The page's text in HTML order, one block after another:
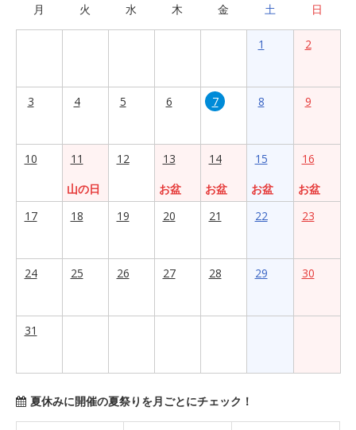
月 火 水 木 金 土 日
1 2
3 4 5 6 7 8 9
10
11
山の日
12
13
お盆
14
お盆
15
お盆
16
お盆
17
18 19 20 21 22 23
24 25 26 27 28 29 30
31
夏休みに開催の夏祭りを月ごとにチェック！